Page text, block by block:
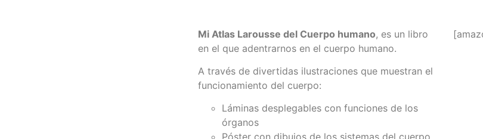
Mi Atlas Larousse del Cuerpo humano, es un libro
en el que adentrarnos en el cuerpo humano.
A través de divertidas ilustraciones que muestran el
funcionamiento del cuerpo:
Láminas desplegables con funciones de los
órganos